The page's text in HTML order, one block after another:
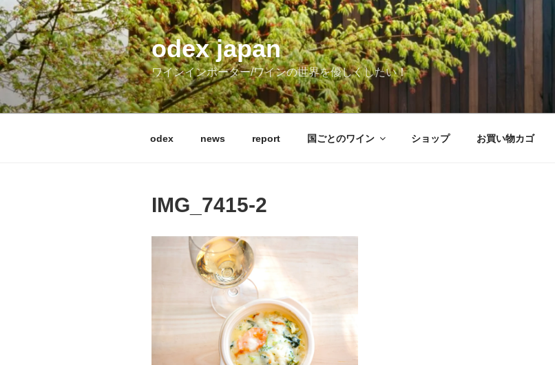
コ
ン
テ
ン
ツ
へ
ス
odex japan
ワインインポーター/ワインの世界を優しくしたい！
odex news report 国ごとのワイン ショップ お買い物カゴ
IMG_7415-2